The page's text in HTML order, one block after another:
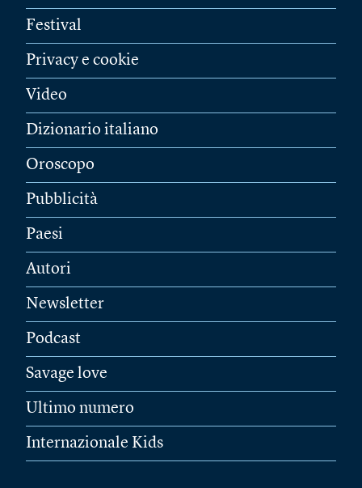
Festival
Privacy e cookie
Video
Dizionario italiano
Oroscopo
Pubblicità
Paesi
Autori
Newsletter
Podcast
Savage love
Ultimo numero
Internazionale Kids